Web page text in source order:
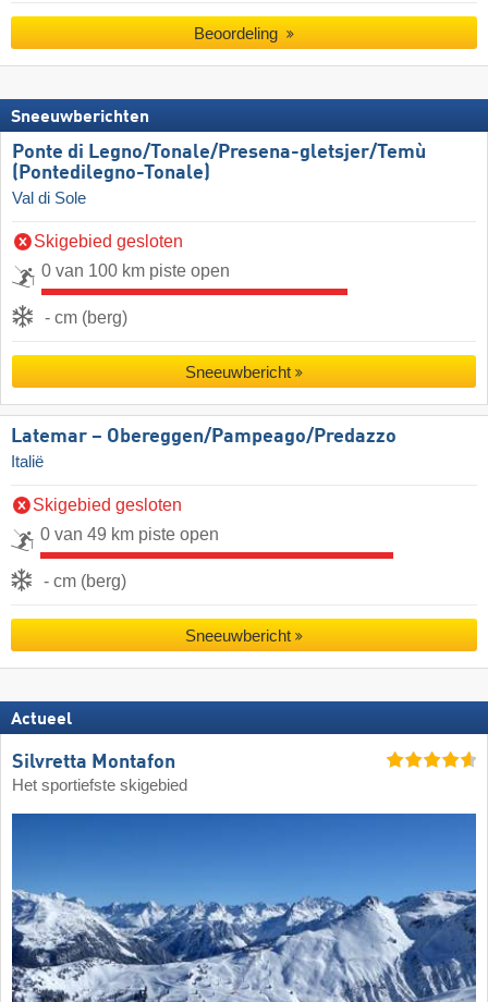
Beoordeling
Sneeuwberichten
Ponte di Legno/​​Tonale/​​Presena-gletsjer/​​Temù
(Pontedilegno-Tonale)
Val di Sole
Skigebied gesloten
0 van 100 km piste open
- cm (berg)
Sneeuwbericht
Latemar – Obereggen/​Pampeago/​Predazzo
Italië
Skigebied gesloten
0 van 49 km piste open
- cm (berg)
Sneeuwbericht
Actueel
Silvretta Montafon
Het sportiefste skigebied